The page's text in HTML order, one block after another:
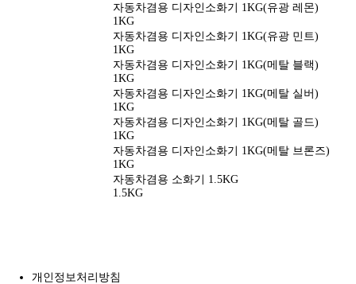
자동차겸용 디자인소화기 1KG(유광 레몬)
1KG
자동차겸용 디자인소화기 1KG(유광 민트)
1KG
자동차겸용 디자인소화기 1KG(메탈 블랙)
1KG
자동차겸용 디자인소화기 1KG(메탈 실버)
1KG
자동차겸용 디자인소화기 1KG(메탈 골드)
1KG
자동차겸용 디자인소화기 1KG(메탈 브론즈)
1KG
자동차겸용 소화기 1.5KG
1.5KG
개인정보처리방침